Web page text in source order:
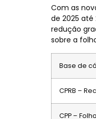
Com as
de 2025
redução
sobre a
Base de
CPRB –
CPP –